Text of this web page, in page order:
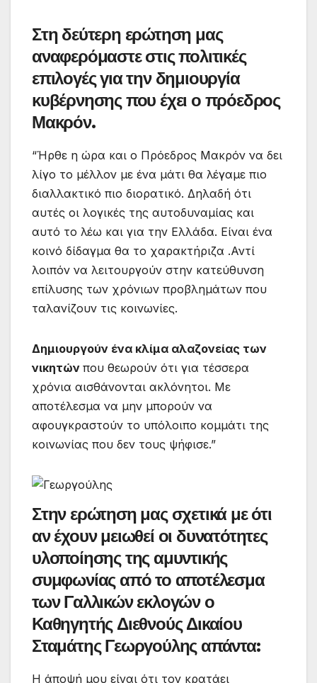
Στη δεύτερη ερώτηση μας
αναφερόμαστε στις πολιτικές
επιλογές για την δημιουργία
κυβέρνησης που έχει ο πρόεδρος
Μακρόν.
“Ήρθε η ώρα και ο Πρόεδρος Μακρόν να δει
λίγο το μέλλον με ένα μάτι θα λέγαμε πιο
διαλλακτικό πιο διορατικό. Δηλαδή ότι
αυτές οι λογικές της αυτοδυναμίας και
αυτό το λέω και για την Ελλάδα. Είναι ένα
κοινό δίδαγμα θα το χαρακτήριζα .Αντί
λοιπόν να λειτουργούν στην κατεύθυνση
επίλυσης των χρόνιων προβλημάτων που
ταλανίζουν τις κοινωνίες.
Δημιουργούν ένα κλίμα αλαζονείας των
νικητών που θεωρούν ότι για τέσσερα
χρόνια αισθάνονται ακλόνητοι. Με
αποτέλεσμα να μην μπορούν να
αφουγκραστούν το υπόλοιπο κομμάτι της
κοινωνίας που δεν τους ψήφισε.”
Στην ερώτηση μας σχετικά με ότι
αν έχουν μειωθεί οι δυνατότητες
υλοποίησης της αμυντικής
συμφωνίας από το αποτέλεσμα
των Γαλλικών εκλογών ο
Καθηγητής Διεθνούς Δικαίου
Σταμάτης Γεωργούλης απάντα:
Η άποψή μου είναι ότι τον κρατάει